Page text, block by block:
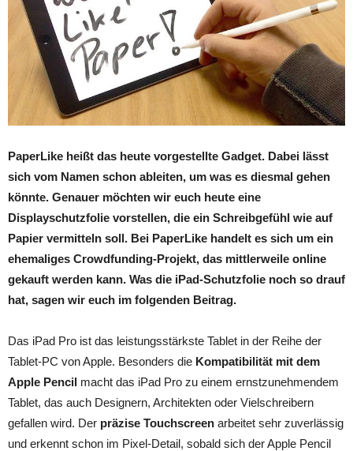
PaperLike heißt das heute vorgestellte Gadget. Dabei lässt
sich vom Namen schon ableiten, um was es diesmal gehen
könnte. Genauer möchten wir euch heute eine
Displayschutzfolie vorstellen, die ein Schreibgefühl wie auf
Papier vermitteln soll. Bei PaperLike handelt es sich um ein
ehemaliges Crowdfunding-Projekt, das mittlerweile online
gekauft werden kann. Was die iPad-Schutzfolie noch so drauf
hat, sagen wir euch im folgenden Beitrag.
Das iPad Pro ist das leistungsstärkste Tablet in der Reihe der
Tablet-PC von Apple. Besonders die Kompatibilität mit dem
Apple Pencil macht das iPad Pro zu einem ernstzunehmendem
Tablet, das auch Designern, Architekten oder Vielschreibern
gefallen wird. Der präzise Touchscreen arbeitet sehr zuverlässig
und erkennt schon im Pixel-Detail, sobald sich der Apple Pencil